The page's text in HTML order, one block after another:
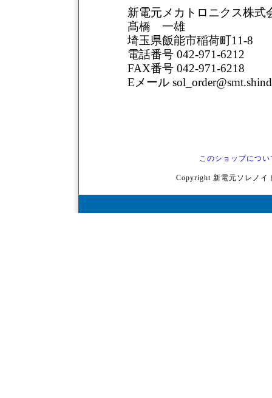
新電元メカトロニクス株式
髙橋 一雄
埼玉県飯能市稲荷町11-8
電話番号 042-971-6212
FAX番号 042-971-6218
Eメール
このショップについ
Copyright 新電元ソレノイ